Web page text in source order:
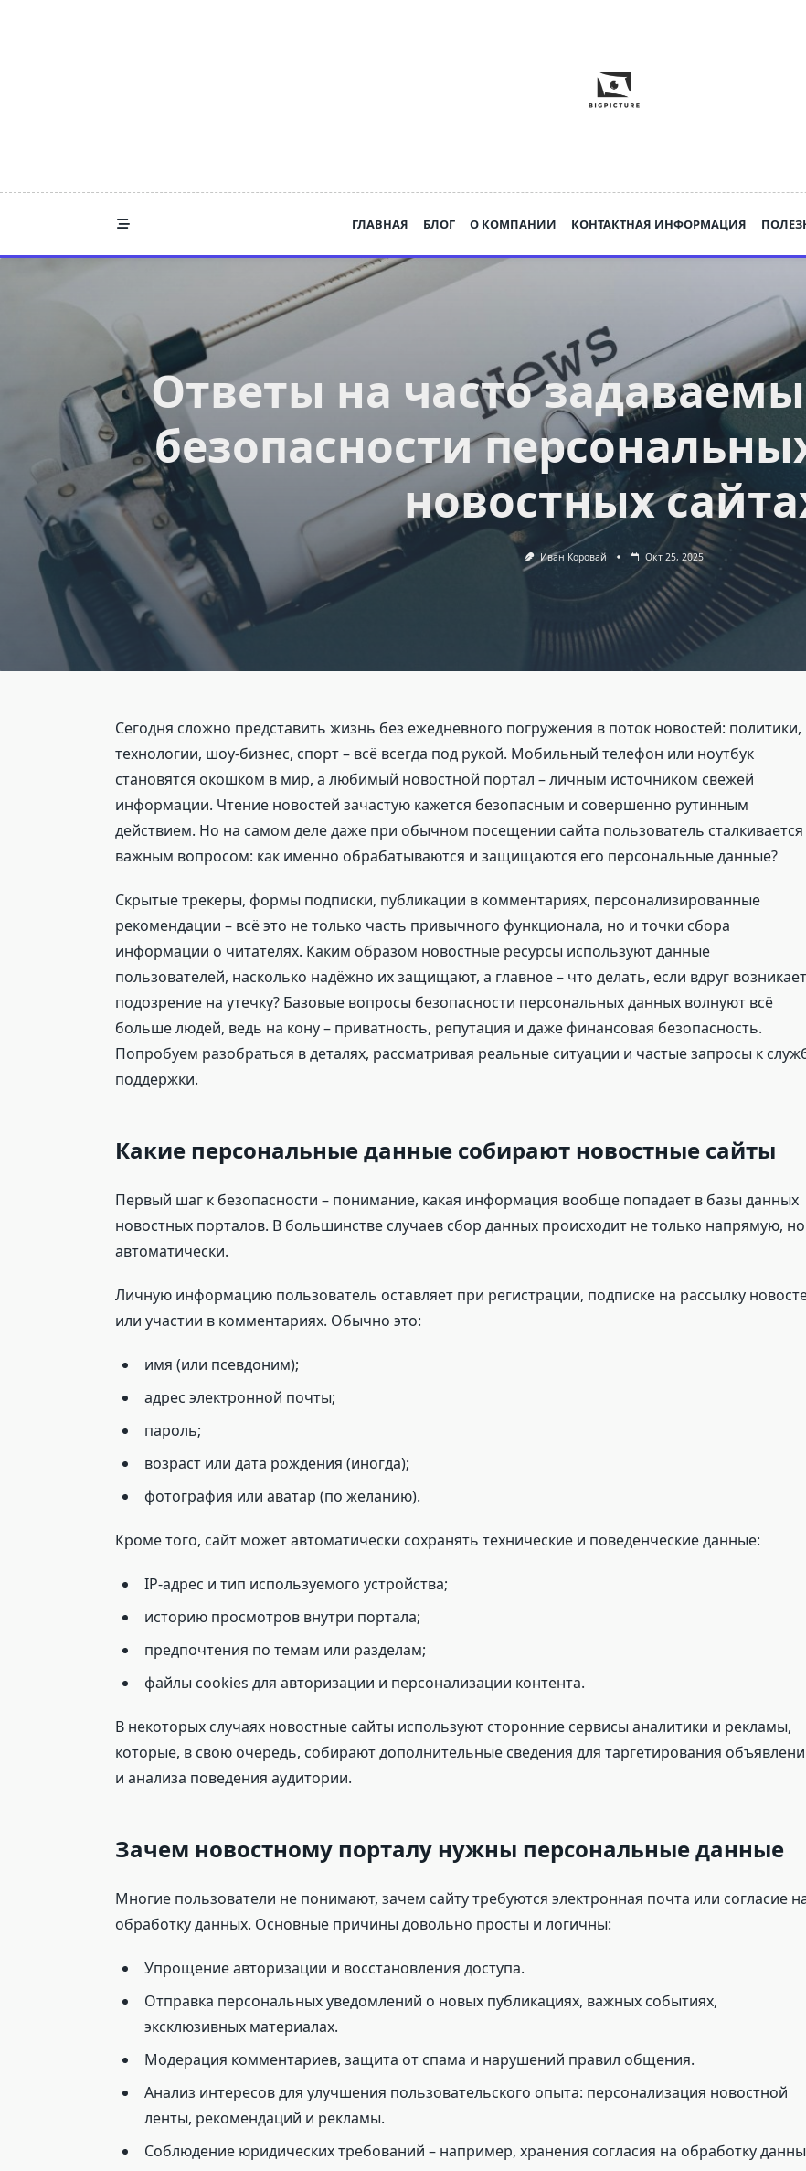
ГЛАВНАЯ БЛОГ О КОМПАНИИ КОНТАКТНАЯ ИНФОРМАЦИЯ
Ответы на часто
безопасности
новостных
Иван Коровай Окт 25, 2025
Сегодня сложно представить жизнь без ежедневного погружения в поток новостей: политики,
технологии, шоу-бизнес, спорт – всё всегда под рукой. Мобильный телефон или ноутбук
становятся окошком в мир, а любимый новостной портал – личным источником свежей
информации. Чтение новостей зачастую кажется безопасным и совершенно рутинным
действием. Но на самом деле даже при обычном посещении сайта пользователь сталкивается
важным вопросом: как именно обрабатываются и защищаются его персональные данные?
Скрытые трекеры, формы подписки, публикации в комментариях, персонализированные
рекомендации – всё это не только часть привычного функционала, но и точки сбора
информации о читателях. Каким образом новостные ресурсы используют данные
пользователей, насколько надёжно их защищают, а главное – что делать, если вдруг возникает
подозрение на утечку? Базовые вопросы безопасности персональных данных волнуют всё
больше людей, ведь на кону – приватность, репутация и даже финансовая безопасность.
Попробуем разобраться в деталях, рассматривая реальные ситуации и частые запросы к
поддержки.
Какие персональные данные собирают новостные сайты
Первый шаг к безопасности – понимание, какая информация вообще попадает в базы данных
новостных порталов. В большинстве случаев сбор данных происходит не только напрямую,
автоматически.
Личную информацию пользователь оставляет при регистрации, подписке на рассылку
или участии в комментариях. Обычно это:
имя (или псевдоним);
адрес электронной почты;
пароль;
возраст или дата рождения (иногда);
фотография или аватар (по желанию).
Кроме того, сайт может автоматически сохранять технические и поведенческие данные:
IP-адрес и тип используемого устройства;
историю просмотров внутри портала;
предпочтения по темам или разделам;
файлы cookies для авторизации и персонализации контента.
В некоторых случаях новостные сайты используют сторонние сервисы аналитики и рекламы,
которые, в свою очередь, собирают дополнительные сведения для таргетирования
и анализа поведения аудитории.
Зачем новостному порталу нужны персональные данные
Многие пользователи не понимают, зачем сайту требуются электронная почта или согласие
обработку данных. Основные причины довольно просты и логичны:
Упрощение авторизации и восстановления доступа.
Отправка персональных уведомлений о новых публикациях, важных событиях,
эксклюзивных материалах.
Модерация комментариев, защита от спама и нарушений правил общения.
Анализ интересов для улучшения пользовательского опыта: персонализация новостной
ленты, рекомендаций и рекламы.
Соблюдение юридических требований – например, хранения согласия на обработку